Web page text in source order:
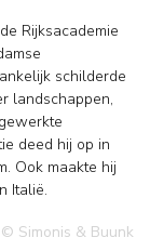
Rijksacademie
schilderde
landschappen,
deed hij op in
Ook maakte hij
Italië.
© Simonis & Buunk